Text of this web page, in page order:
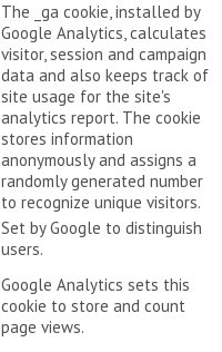
The _ga cookie, installed by
Google Analytics, calculates
visitor, session and campaign
data and also keeps track of
site usage for the site's
analytics report. The cookie
stores information
anonymously and assigns a
randomly generated number
to recognize unique visitors.
Set by Google to distinguish
users.
Google Analytics sets this
cookie to store and count
page views.